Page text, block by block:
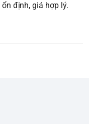
định, giá hợp lý.